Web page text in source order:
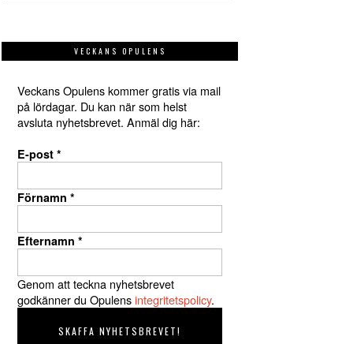
VECKANS OPULENS
Veckans Opulens kommer gratis via mail
på lördagar. Du kan när som helst
avsluta nyhetsbrevet. Anmäl dig här:
E-post *
Förnamn *
Efternamn *
Genom att teckna nyhetsbrevet
godkänner du Opulensintegritetspolicy.